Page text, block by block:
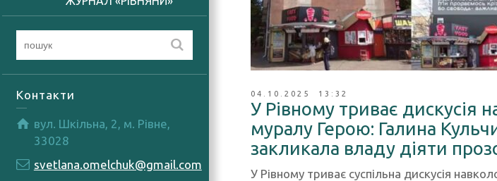
Контакти
вул. Шкільна, 2, м. Рівне,
33028
svetlana.omelchuk@gmail.com
04.10.2025 13:32
У Рівному триває дискусія
муралу Герою: Галина
закликала владу діяти
У Рівному триває суспільна дискусія